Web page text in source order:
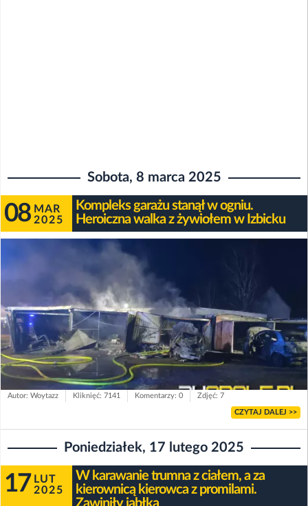
Sobota, 8 marca 2025
08 MAR
2025
Kompleks garażu stanął w ogniu.
Heroiczna walka z żywiołem w Izbicku
Autor: Woytazz Kliknięć: 7141 Komentarzy: 0 Zdjęć: 7
CZYTAJ DALEJ >>
Poniedziałek, 17 lutego 2025
17 LUT
2025
W karawanie trumna z ciałem, a za
kierownicą kierowca z promilami.
Zawiniły jabłka